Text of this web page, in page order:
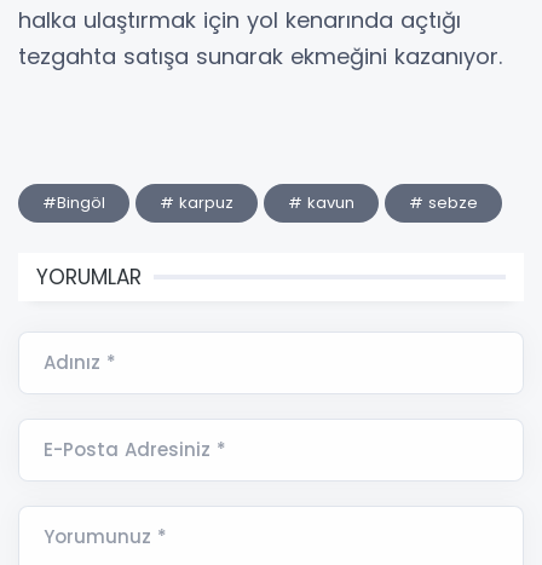
halka ulaştırmak için yol kenarında açtığı
tezgahta satışa sunarak ekmeğini kazanıyor.
#Bingöl # karpuz # kavun # sebze
YORUMLAR
Adınız *
E-Posta Adresiniz *
Yorumunuz *